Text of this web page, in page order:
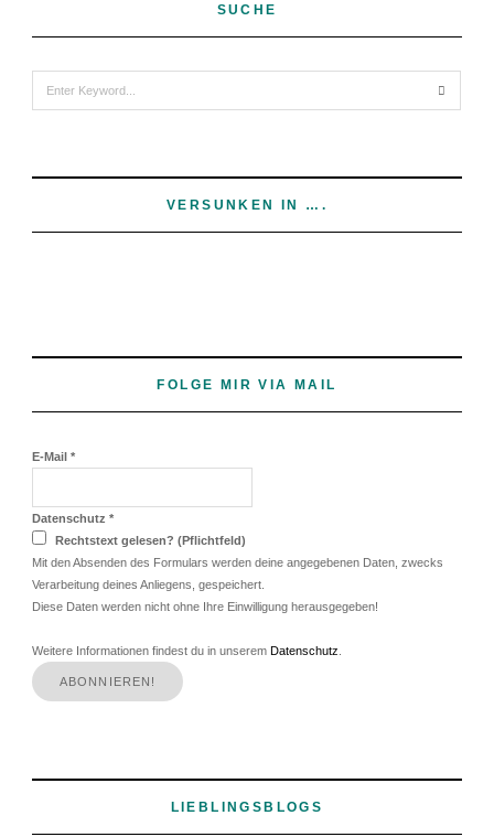
SUCHE
VERSUNKEN IN ….
FOLGE MIR VIA MAIL
E-Mail *
Datenschutz *
Rechtstext gelesen? (Pflichtfeld)
Mit den Absenden des Formulars werden deine angegebenen Daten, zwecks
Verarbeitung deines Anliegens, gespeichert.
Diese Daten werden nicht ohne Ihre Einwilligung herausgegeben!
Weitere Informationen findest du in unserem Datenschutz
LIEBLINGSBLOGS